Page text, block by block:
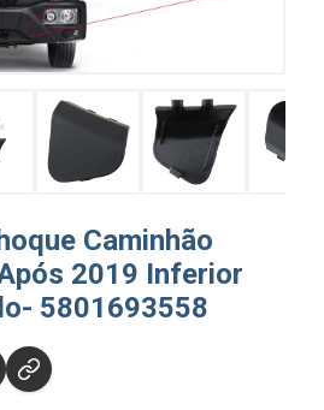
Caminhão
2019 Inferior
5801693558